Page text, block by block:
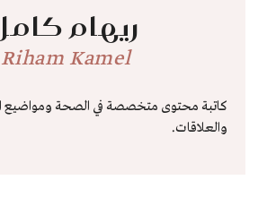
ريهام
Riham Kamel
كاتبة محتوى متخصصة في الصحة ومواضيع
والعلاقات.